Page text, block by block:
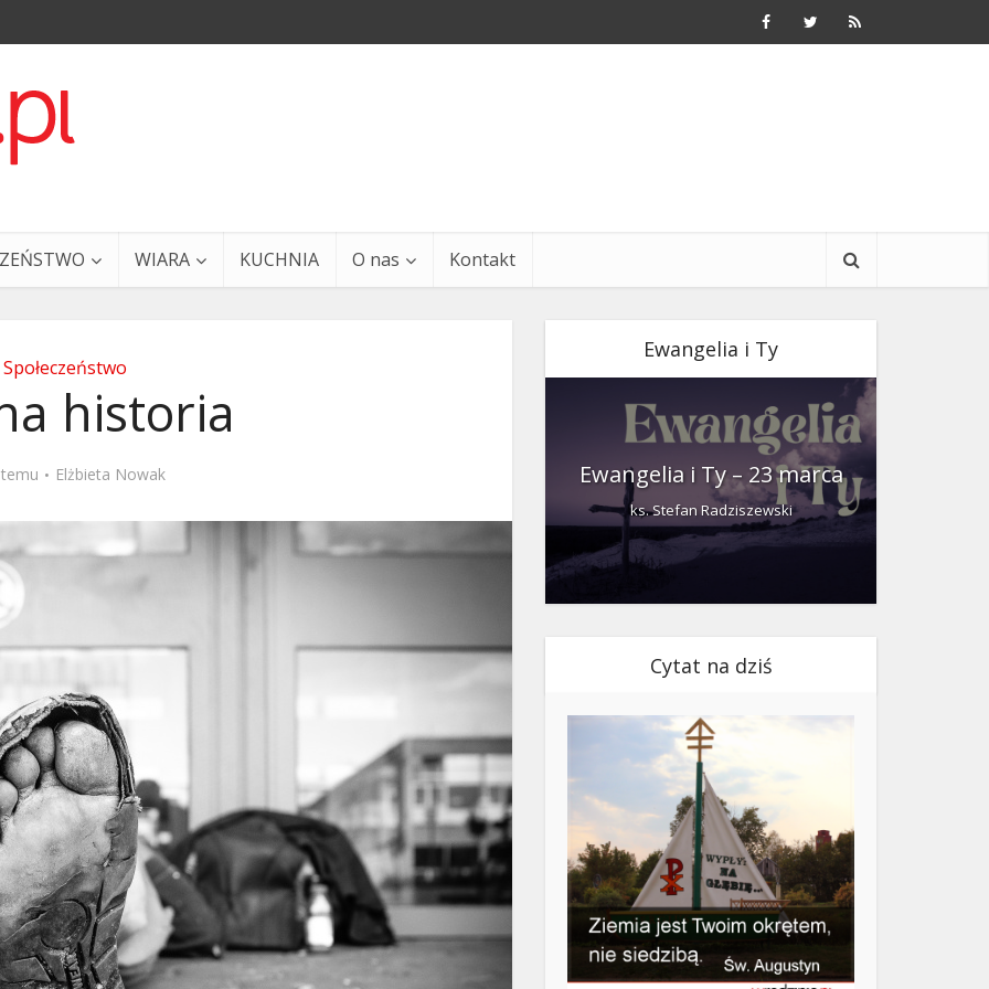
WIARA KUCHNIA O nas Kontakt
Społeczeństwo
historia
Elżbieta Nowak
Ewangelia i Ty
i Ty – 29 grudnia Ewangelia i Ty – 23 marca
ks. Stefan Radziszewski
Cytat na dziś